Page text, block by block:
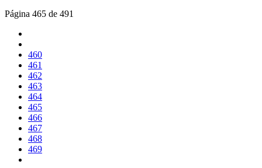
Página 465 de 491
460
461
462
463
464
465
466
467
468
469